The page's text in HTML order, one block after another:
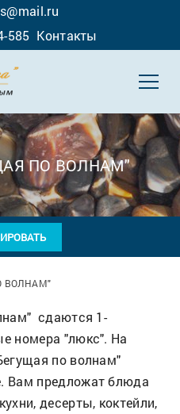
585 Контакты
ПО ВОЛНАМ"
ВОЛНАМ"
сдаются 1-
номера "люкс". На
по волнам"
Вам предложат блюда
десерты, коктейли,